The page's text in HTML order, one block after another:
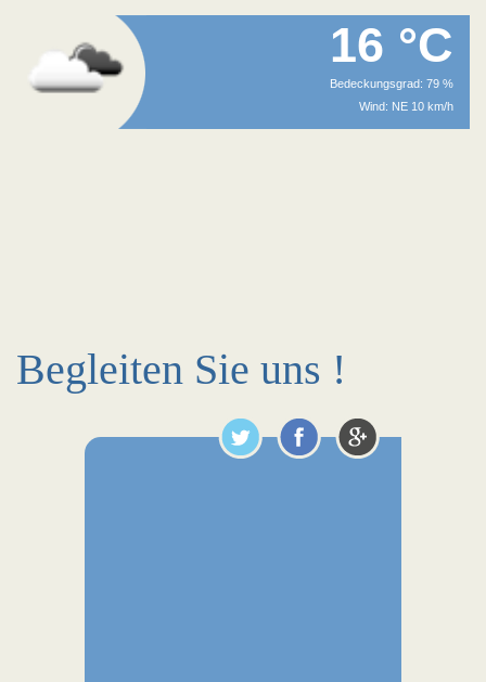
16 °C
Bedeckungsgrad: 79 %
Wind: NE 10 km/h
Begleiten Sie uns !